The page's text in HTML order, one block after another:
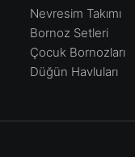
Nevresim Takımı
Bornoz Setleri
Çocuk Bornozları
Düğün Havluları